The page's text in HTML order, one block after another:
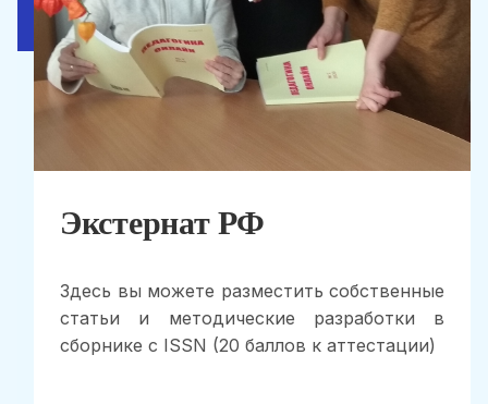
Экстернат РФ
Здесь вы можете разместить собственные
статьи и методические разработки в
сборнике с ISSN (20 баллов к аттестации)